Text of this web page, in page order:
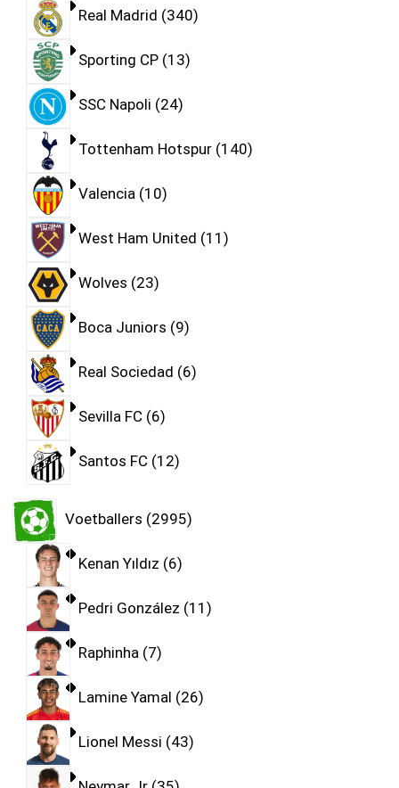
Real Madrid 340
Sporting CP 13
SSC Napoli 24
Tottenham Hotspur 140
Valencia 10
West Ham United 11
Wolves 23
Boca Juniors 9
Real Sociedad 6
Sevilla FC 6
Santos FC 12
Voetballers 2995
Kenan Yıldız 6
Pedri González 11
Raphinha 7
Lamine Yamal 26
Lionel Messi 43